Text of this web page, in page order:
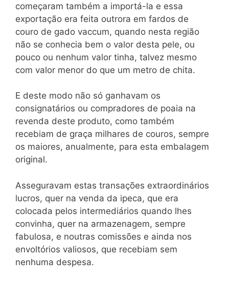
começaram também a importá-la e essa
exportação era feita outrora em fardos de
couro de gado vaccum, quando nesta região
não se conhecia bem o valor desta pele, ou
pouco ou nenhum valor tinha, talvez mesmo
com valor menor do que um metro de chita.
E deste modo não só ganhavam os
consignatários ou compradores de poaia na
revenda deste produto, como também
recebiam de graça milhares de couros, sempre
os maiores, anualmente, para esta embalagem
original.
Asseguravam estas transações extraordinários
lucros, quer na venda da ipeca, que era
colocada pelos intermediários quando lhes
convinha, quer na armazenagem, sempre
fabulosa, e noutras comissões e ainda nos
envoltórios valiosos, que recebiam sem
nenhuma despesa.